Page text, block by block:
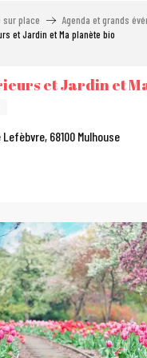
sur place Agenda et grands
et Jardin et Ma planète bio
et Jardin et
Lefèbvre, 68100 Mulhouse